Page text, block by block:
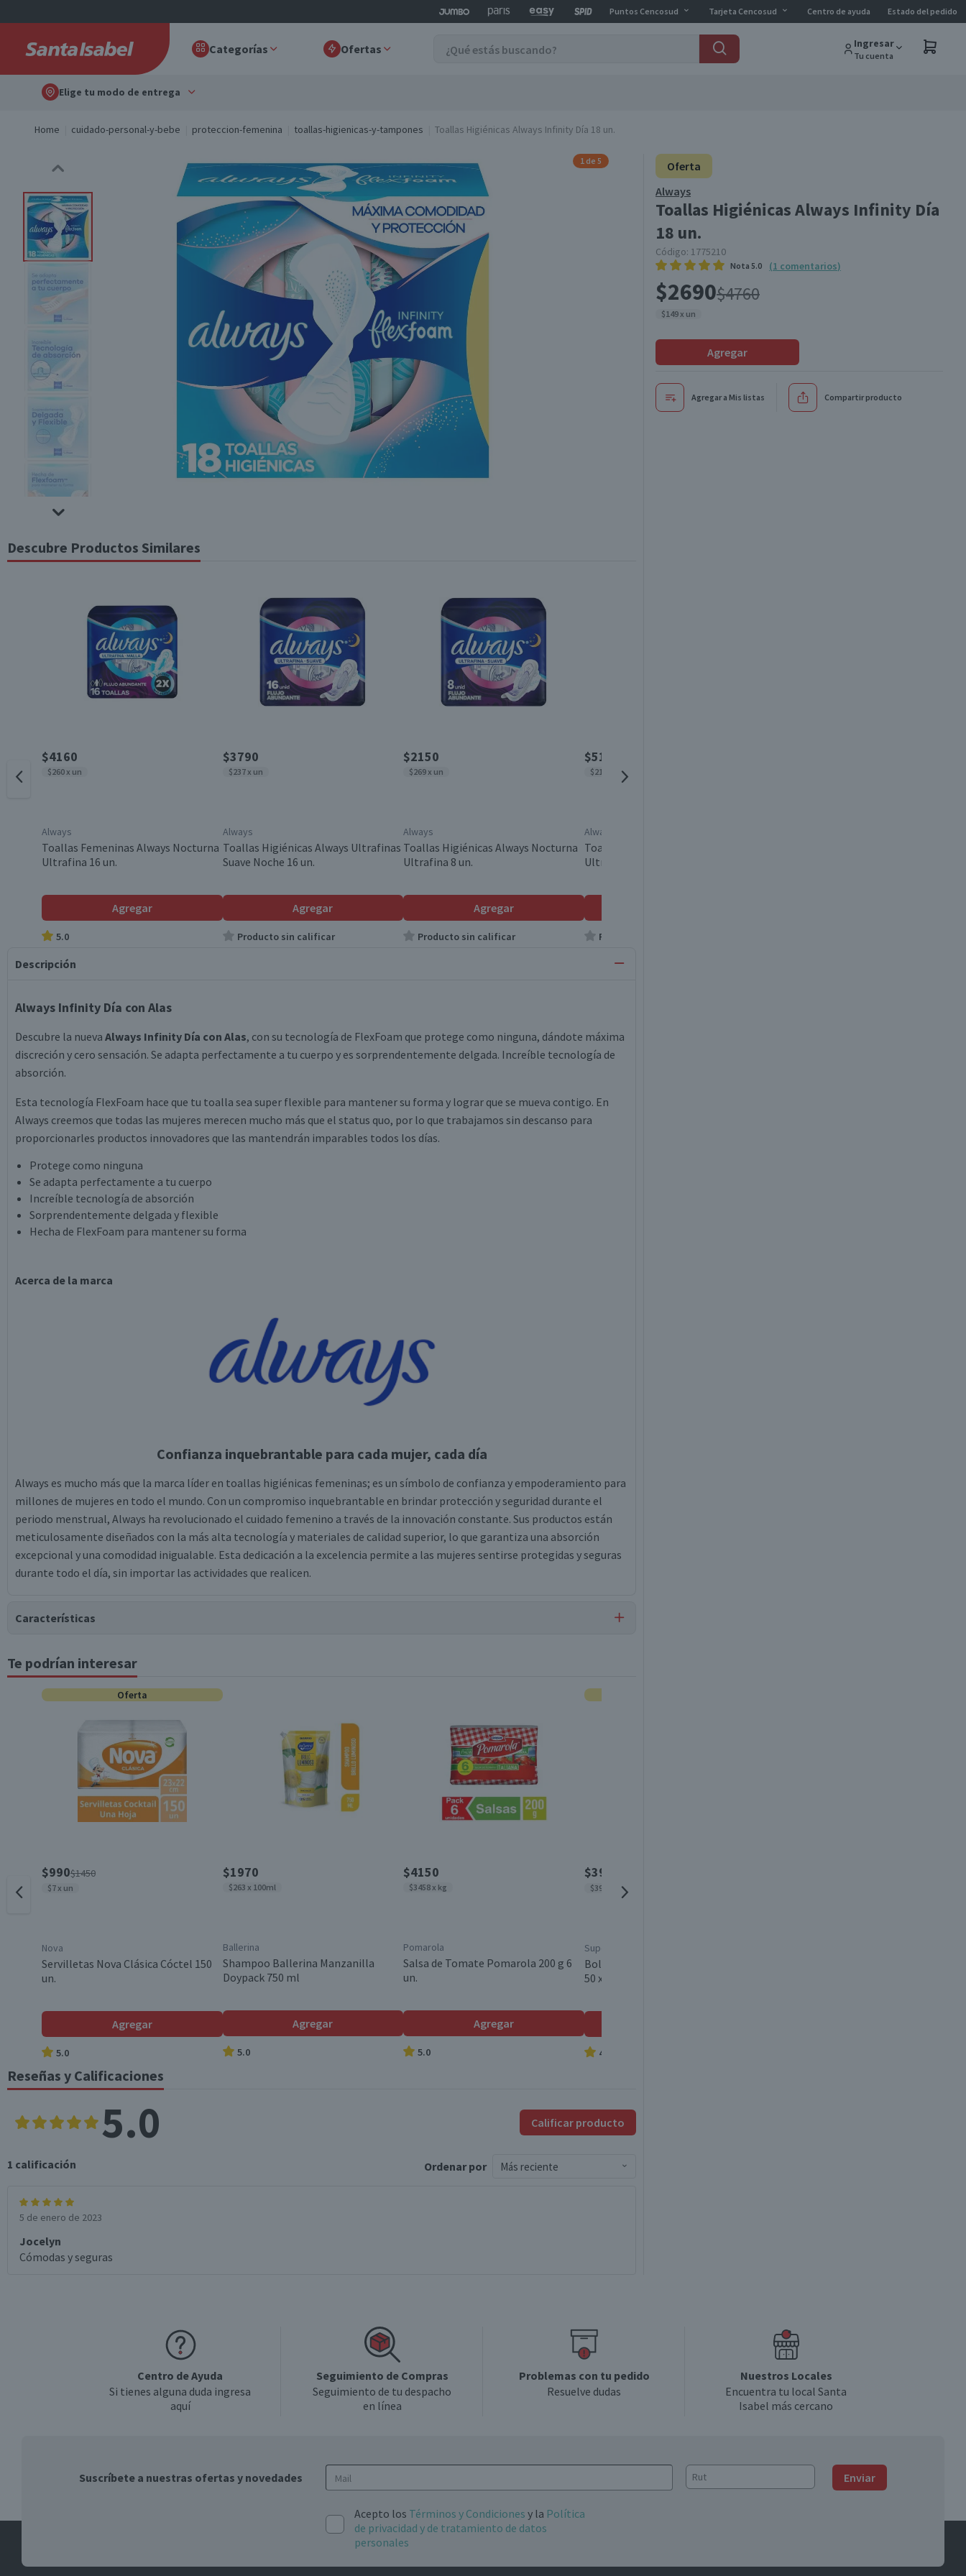
Puntos Cencosud Tarjeta Cencosud Centro de ayuda Estado del pedido
Categorías Ofertas Ingresar
Tu cuenta
Elige tu modo de entrega
Home cuidado-personal-y-bebe proteccion-femenina toallas-higienicas-y-tampones Toallas Higiénicas Always Infinity Día 18 un.
Oferta
Always
Toallas Higiénicas Always Infinity Día
18 un.
Código: 1775210
Nota 5.0 (1 comentarios)
$2690$4760
$149 x un
Agregar
Agregar a Mis listas Compartir producto
1 de 5
Descubre Productos Similares
$4160
$260 x un
Always
Toallas Femeninas Always Nocturna
Ultrafina 16 un.
Agregar
5.0
$3790
$237 x un
Always
Toallas Higiénicas Always Ultrafinas
Suave Noche 16 un.
Agregar
Producto sin calificar
$2150
$269 x un
Always
Toallas Higiénicas Always Nocturna
Ultrafina 8 un.
Agregar
Producto sin calificar
$5130
$214 x un
Always
Toallas Higiénicas Always Nocturnas
Ultrafinas Seda-Sec 24 un.
Producto sin calificar
Descripción
Always Infinity Día con Alas
Descubre la nueva Always Infinity Día con Alas, con su tecnología de FlexFoam que protege como ninguna, dándote máxima
discreción y cero sensación. Se adapta perfectamente a tu cuerpo y es sorprendentemente delgada. Increíble tecnología de
absorción.
Esta tecnología FlexFoam hace que tu toalla sea super flexible para mantener su forma y lograr que se mueva contigo. En
Always creemos que todas las mujeres merecen mucho más que el status quo, por lo que trabajamos sin descanso para
proporcionarles productos innovadores que las mantendrán imparables todos los días.
Protege como ninguna
Se adapta perfectamente a tu cuerpo
Increíble tecnología de absorción
Sorprendentemente delgada y flexible
Hecha de FlexFoam para mantener su forma
Acerca de la marca
Confianza inquebrantable para cada mujer, cada día
Always es mucho más que la marca líder en toallas higiénicas femeninas; es un símbolo de confianza y empoderamiento para
millones de mujeres en todo el mundo. Con un compromiso inquebrantable en brindar protección y seguridad durante el
periodo menstrual, Always ha revolucionado el cuidado femenino a través de la innovación constante. Sus productos están
meticulosamente diseñados con la más alta tecnología y materiales de calidad superior, lo que garantiza una absorción
excepcional y una comodidad inigualable. Esta dedicación a la excelencia permite a las mujeres sentirse protegidas y seguras
durante todo el día, sin importar las actividades que realicen.
Características
Tipo de Producto
Adhesivos Termoplásticos, Petrolatum, Zinc Oxide,
Behenyl Alcohol, Silica Dimethicone Silylate
Contenido 18 unidades
Cantidad
Variedad Con Alas
Modelo
Descripción de Tecnología
Esta tecnología FlexFoam hace que tu toalla sea super
Garantía Mínima Legal
Te podrían interesar
Oferta
$990$1450
$7 x un
Nova
Servilletas Nova Clásica Cóctel 150
un.
Agregar
5.0
$1970
$263 x 100ml
Ballerina
Shampoo Ballerina Manzanilla
Doypack 750 ml
Agregar
5.0
$4150
$3458 x kg
Pomarola
Salsa de Tomate Pomarola 200 g 6
un.
Agregar
5.0
$390
$39 x un
Superior
Bolsa de Basura Superior Camiseta
50 x 65 cm 10 un.
4.9
Reseñas y Calificaciones
5.0 Calificar producto
1 calificación Ordenar por Más reciente
5 de enero de 2023
Jocelyn
Cómodas y seguras
Centro de Ayuda
Si tienes alguna duda ingresa
aquí
Seguimiento de Compras
Seguimiento de tu despacho
en línea
Problemas con tu pedido
Resuelve dudas
Nuestros Locales
Encuentra tu local Santa
Isabel más cercano
Suscríbete a nuestras ofertas y novedades Enviar
Acepto los Términos y Condiciones y la Política
de privacidad y de tratamiento de datos
personales